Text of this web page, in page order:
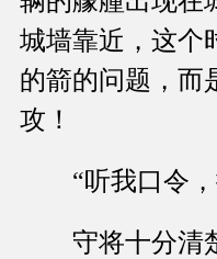
城墙靠近，这个
的箭的问题，而
攻！
“听我口令，
守将十分清楚